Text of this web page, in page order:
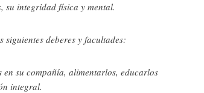
su integridad física y mental.
siguientes deberes y facultades:
en su compañía, alimentarlos, educarlos
integral.